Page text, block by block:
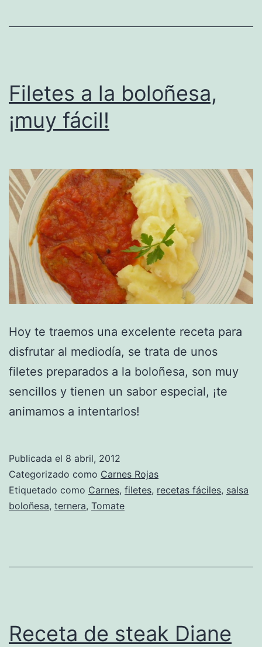
Filetes a la boloñesa,
¡muy fácil!
Hoy te traemos una excelente receta para
disfrutar al mediodía, se trata de unos
filetes preparados a la boloñesa, son muy
sencillos y tienen un sabor especial, ¡te
animamos a intentarlos!
Publicada el 8 abril, 2012
Categorizado como Carnes Rojas
Etiquetado como Carnes, filetes, recetas fáciles, salsa
boloñesa, ternera, Tomate
Receta de steak Diane